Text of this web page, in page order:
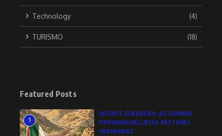
Technology (4)
TURISMO (18)
Featured Posts
1
VICENTE GUERRERO: ¡EL HOMBRE
PROVIDENCIAL!.JESÚS PASTENES
HERNÁNDEZ